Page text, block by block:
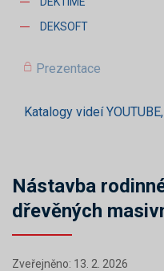
DEKSOFT
Prezentace
Katalogy videí
Nástavba
dřevěných
Zveřejněno: 13. 2. 2026